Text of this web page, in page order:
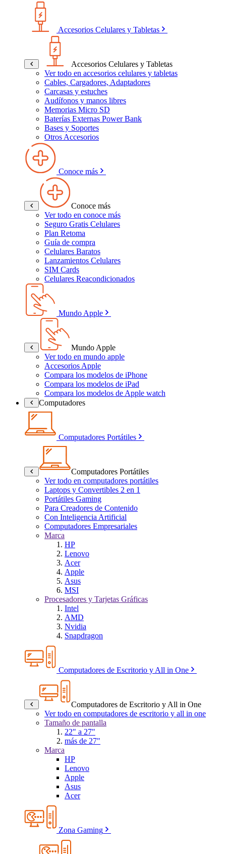
Accesorios Celulares y Tabletas
Accesorios Celulares y Tabletas
Ver todo en accesorios celulares y tabletas
Cables, Cargadores, Adaptadores
Carcasas y estuches
Audífonos y manos libres
Memorias Micro SD
Baterías Externas Power Bank
Bases y Soportes
Otros Accesorios
Conoce más
Conoce más
Ver todo en conoce más
Seguro Gratis Celulares
Plan Retoma
Guía de compra
Celulares Baratos
Lanzamientos Celulares
SIM Cards
Celulares Reacondicionados
Mundo Apple
Mundo Apple
Ver todo en mundo apple
Accesorios Apple
Compara los modelos de iPhone
Compara los modelos de iPad
Compara los modelos de Apple watch
Computadores
Computadores Portátiles
Computadores Portátiles
Ver todo en computadores portátiles
Laptops y Convertibles 2 en 1
Portátiles Gaming
Para Creadores de Contenido
Con Inteligencia Artificial
Computadores Empresariales
Marca
HP
Lenovo
Acer
Apple
Asus
MSI
Procesadores y Tarjetas Gráficas
Intel
AMD
Nvidia
Snapdragon
Computadores de Escritorio y All in One
Computadores de Escritorio y All in One
Ver todo en computadores de escritorio y all in one
Tamaño de pantalla
22" a 27"
más de 27"
Marca
HP
Lenovo
Apple
Asus
Acer
Zona Gaming